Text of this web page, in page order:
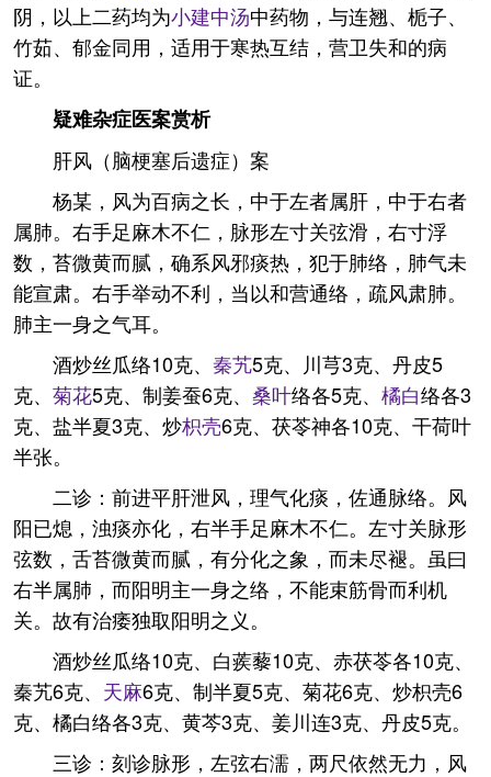
阴，以上二药均为小建中汤中药物，与连翘、栀子、
竹茹、郁金同用，适用于寒热互结，营卫失和的病
证。
疑难杂症医案赏析
肝风（脑梗塞后遗症）案
杨某，风为百病之长，中于左者属肝，中于右者
属肺。右手足麻木不仁，脉形左寸关弦滑，右寸浮
数，苔微黄而腻，确系风邪痰热，犯于肺络，肺气未
能宣肃。右手举动不利，当以和营通络，疏风肃肺。
肺主一身之气耳。
酒炒丝瓜络10克、 秦艽5克、川芎3克、丹皮5
克、 菊花5克、制姜蚕6克、 桑叶络各5克、 橘白络各3
克、盐半夏3克、炒枳壳6克、茯苓神各10克、干荷叶
半张。
二诊：前进平肝泄风，理气化痰，佐通脉络。风
阳已熄，浊痰亦化，右半手足麻木不仁。左寸关脉形
弦数，舌苔微黄而腻，有分化之象，而未尽褪。虽曰
右半属肺，而阳明主一身之络，不能束筋骨而利机
关。故有治痿独取阳明之义。
酒炒丝瓜络10克、白蒺藜10克、赤茯苓各10克、
秦艽6克、 天麻6克、制半夏5克、菊花6克、炒枳壳6
克、橘白络各3克、黄芩3克、姜川连3克、丹皮5克。
三诊：刻诊脉形，左弦右濡，两尺依然无力，风